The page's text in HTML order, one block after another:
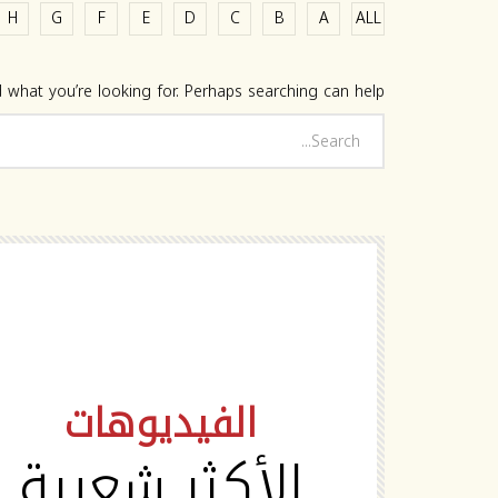
ALL
A
B
C
D
E
F
G
H
you’re looking for. Perhaps searching can help.
الفيديوهات